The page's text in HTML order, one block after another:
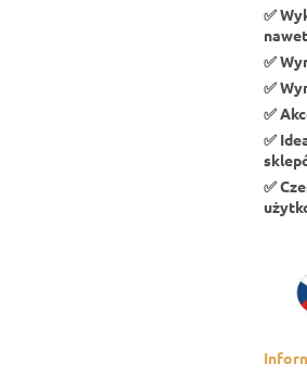
✅
✅
✅
✅
✅
✅